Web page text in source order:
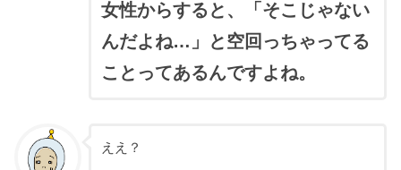
女性からすると、「そこじゃない
んだよね…」と空回っちゃってる
ことってあるんですよね。
ええ？